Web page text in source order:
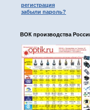
регистрация
забыли пароль?
ВОК производства